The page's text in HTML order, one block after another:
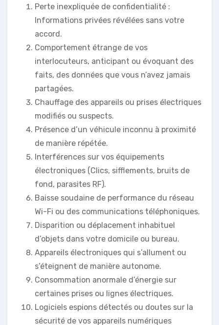
Perte inexpliquée de confidentialité :
Informations privées révélées sans votre
accord.
Comportement étrange de vos
interlocuteurs, anticipant ou évoquant des
faits, des données que vous n’avez jamais
partagées.
Chauffage des appareils ou prises électriques
modifiés ou suspects.
Présence d’un véhicule inconnu à proximité
de manière répétée.
Interférences sur vos équipements
électroniques (Clics, sifflements, bruits de
fond, parasites RF).
Baisse soudaine de performance du réseau
Wi-Fi ou des communications téléphoniques.
Disparition ou déplacement inhabituel
d’objets dans votre domicile ou bureau.
Appareils électroniques qui s’allument ou
s’éteignent de manière autonome.
Consommation anormale d’énergie sur
certaines prises ou lignes électriques.
Logiciels espions détectés ou doutes sur la
sécurité de vos appareils numériques